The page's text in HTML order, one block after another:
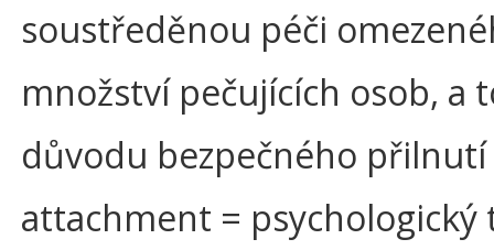
soustředěnou péči
množství pečujících osob, a
důvodu bezpečného přilnutí
attachment =